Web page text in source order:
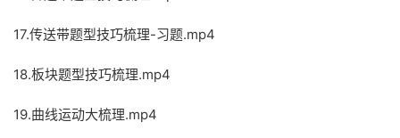
17.传送带题型技巧梳理-习题.mp4
18.板块题型技巧梳理.mp4
19.曲线运动大梳理.mp4